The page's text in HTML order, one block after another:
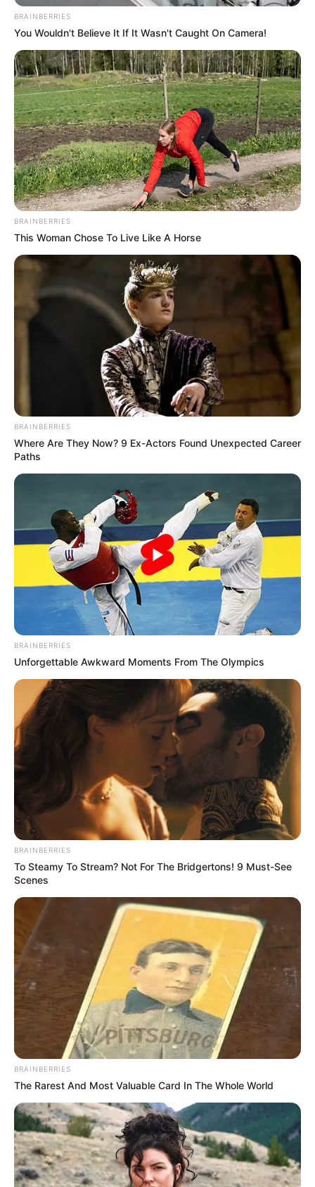
BRAINBERRIES
You Wouldn't Believe It If It Wasn't Caught On Camera!
BRAINBERRIES
This Woman Chose To Live Like A Horse
BRAINBERRIES
Where Are They Now? 9 Ex-Actors Found Unexpected Career
Paths
BRAINBERRIES
Unforgettable Awkward Moments From The Olympics
BRAINBERRIES
To Steamy To Stream? Not For The Bridgertons! 9 Must-See
Scenes
BRAINBERRIES
The Rarest And Most Valuable Card In The Whole World